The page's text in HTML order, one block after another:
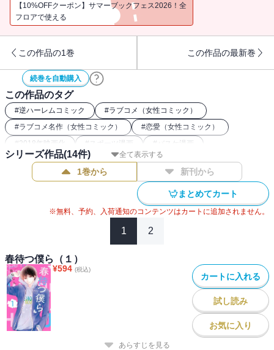
【10%OFFクーポン】サマーブックフェス2026！全
フロアで使える
この作品の1巻 この作品の最新巻
続巻を自動購入
この作品のタグ
#逆ハーレムコミック #ラブコメ（女性コミック）
#ラブコメ名作（女性コミック） #恋愛（女性コミック）
#2018年映画化 # スポーツ漫画 # バスケ漫画
全て表示する
シリーズ作品(14件)
1巻から 新刊から
まとめてカート
※無料、予約、入荷通知のコンテンツはカートに追加されません。
1 2
春待つ僕ら（１）
¥594 (税込)
カートに入れる
試し読み
お気に入り
あらすじを見る